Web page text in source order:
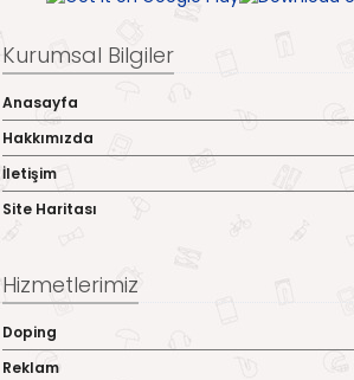
Kurumsal Bilgiler
Anasayfa
Hakkımızda
İletişim
Site Haritası
Hizmetlerimiz
Doping
Reklam